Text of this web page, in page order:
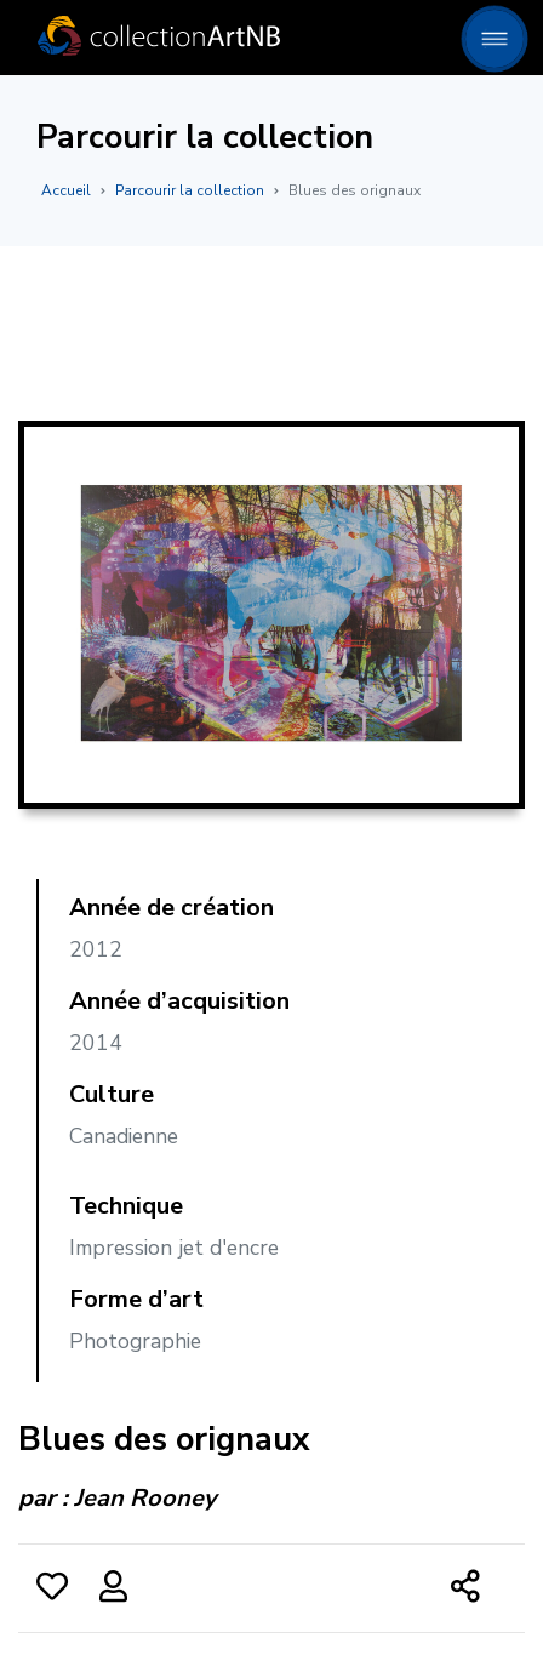
Parcourir la collection
Accueil Parcourir la collection Blues des orignaux
Année de création
2012
Année d’acquisition
2014
Culture
Canadienne
Technique
Impression jet d'encre
Forme d’art
Photographie
Blues des orignaux
par :Jean Rooney